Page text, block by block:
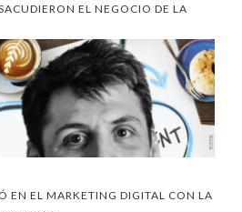
EL NEGOCIO DE LA
EN EL MARKETING DIGITAL CON LA